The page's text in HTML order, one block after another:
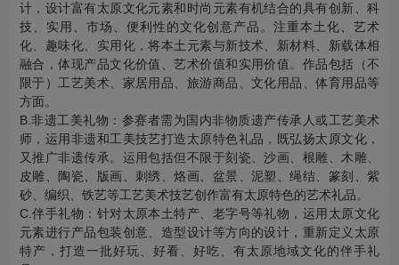
计，设计富有太原文化元素和时尚元素有机结合的具有创新、科
技、实用、市场、便利性的文化创意产品。注重本土化、艺术
化、趣味化、实用化，将本土元素与新技术、新材料、新载体相
融合，体现产品文化价值、艺术价值和实用价值。作品包括（不
限于）工艺美术、家居用品、旅游商品、文化用品、体育用品等
方面。
B.非遗工美礼物：参赛者需为国内非物质遗产传承人或工艺美术
师，运用非遗和工美技艺打造太原特色礼品，既弘扬太原文化，
又推广非遗传承。运用包括但不限于刻瓷、沙画、根雕、木雕、
皮雕、陶瓷、版画、刺绣、烙画、盆景、泥塑、绳结、篆刻、紫
砂、编织、铁艺等工艺美术技艺创作富有太原特色的艺术礼品。
C.伴手礼物：针对太原本土特产、老字号等礼物，运用太原文化
元素进行产品包装创意、造型设计等方向的设计，重新定义太原
特产，打造一批好玩、好看、好吃、有太原地域文化的伴手礼